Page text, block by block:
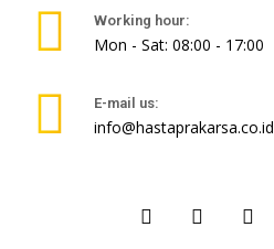
Working hour:
Mon - Sat: 08:00 - 17:00
E-mail us:
info@hastaprakarsa.co.id